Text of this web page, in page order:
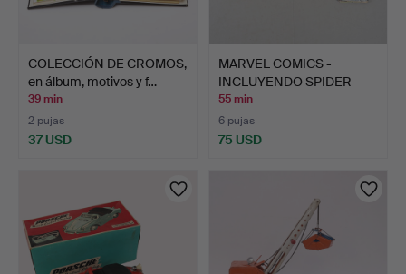
COLECCIÓN DE CROMOS,
en álbum, motivos y f…
39 min
2 pujas
37 USD
MARVEL COMICS -
INCLUYENDO SPIDER-
MAN Y AV…
55 min
6 pujas
75 USD